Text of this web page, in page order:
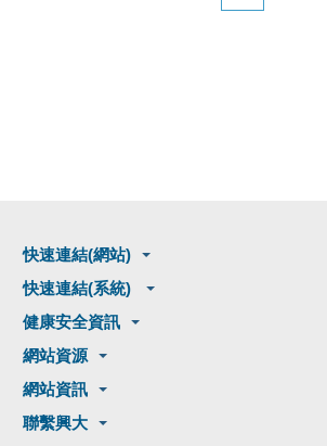
快速連結(網站)
快速連結(系統)
健康安全資訊
網站資源
網站資訊
聯繫興大